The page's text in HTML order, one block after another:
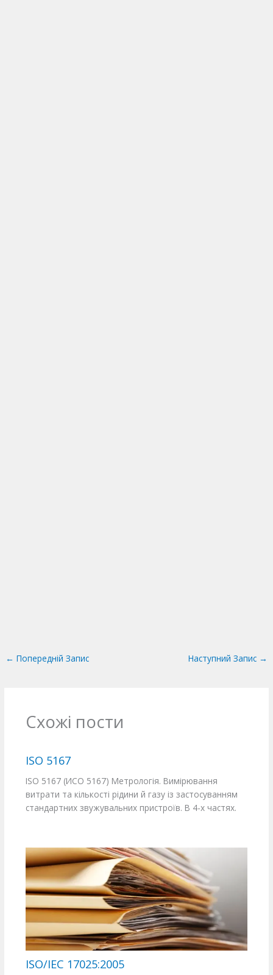
← Попередній Запис Наступний Запис →
Схожі пости
ISO 5167
ISO 5167 (ИСО 5167) Метрологія. Вимірювання
витрати та кількості рідини й газу із застосуванням
стандартних звужувальних пристроїв. В 4-х частях.
ISO/IEC 17025:2005